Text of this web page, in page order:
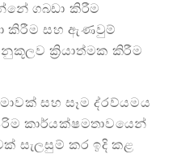
ගබඩා කිරීම
කිරීම සහ ඇණවුම්
ක්‍රියාත්මක කිරීම
සහ සෑම ද්රව්යමය
කාර්යක්ෂමතාවයෙන්
සැලසුම් කර ඉදි කළ